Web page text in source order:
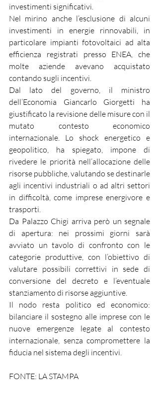
investimenti significativi.
Nel mirino anche l’esclusione di alcuni
investimenti in energie rinnovabili, in
particolare impianti fotovoltaici ad alta
efficienza registrati presso ENEA, che
molte aziende avevano acquistato
contando sugli incentivi.
Dal lato del governo, il ministro
dell’Economia Giancarlo Giorgetti ha
giustificato la revisione delle misure con il
mutato contesto economico
internazionale. Lo shock energetico e
geopolitico, ha spiegato, impone di
rivedere le priorità nell’allocazione delle
risorse pubbliche, valutando se destinarle
agli incentivi industriali o ad altri settori
in difficoltà, come imprese energivore e
trasporti.
Da Palazzo Chigi arriva però un segnale
di apertura: nei prossimi giorni sarà
avviato un tavolo di confronto con le
categorie produttive, con l’obiettivo di
valutare possibili correttivi in sede di
conversione del decreto e l’eventuale
stanziamento di risorse aggiuntive.
Il nodo resta politico ed economico:
bilanciare il sostegno alle imprese con le
nuove emergenze legate al contesto
internazionale, senza compromettere la
fiducia nel sistema degli incentivi.
FONTE: LA STAMPA